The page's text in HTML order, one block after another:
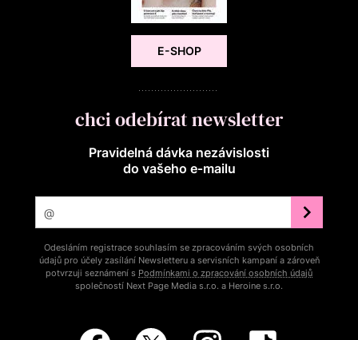
E-SHOP
chci odebírat newsletter
Pravidelná dávka nezávislosti
do vašeho e‑mailu
Odesláním registrace souhlasím se zpracováním svých osobních
údajů pro účely zasílání Newsletteru a servisních kampaní a zároveň
potvrzuji seznámení s Podmínkami o zpracování osobních údajů
společností Next Page Media s.r.o. a Heroine s.r.o.